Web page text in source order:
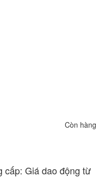
Còn hàng
cấp: Giá dao động từ